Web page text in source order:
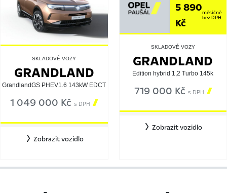
SKLADOVÉ VOZY
GRANDLAND
GrandlandGS PHEV1.6 143kW EDCT
1 049 000 Kčs DPH 
Zobrazit vozidlo
5 890
Kč
měsíčně
bez DPH
SKLADOVÉ VOZY
GRANDLAND
Edition hybrid 1,2 Turbo 145k
719 000 Kč s DPH 
Zobrazit vozidlo